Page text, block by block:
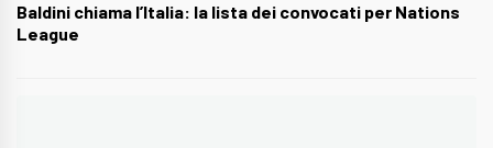
Baldini chiama l’Italia: la lista dei convocati per Nations
League